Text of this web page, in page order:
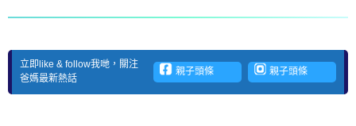
立即like & follow我哋，關注
爸媽最新熱話
親子頭條 親子頭條